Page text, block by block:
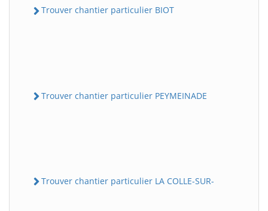
Trouver chantier particulier BIOT
Trouver chantier particulier PEYMEINADE
Trouver chantier particulier LA COLLE-SUR-